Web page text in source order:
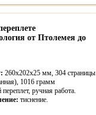
от Птолемея до
260x202x25 мм, 304 страницы
1016 грамм
ручная работа.
тиснение.